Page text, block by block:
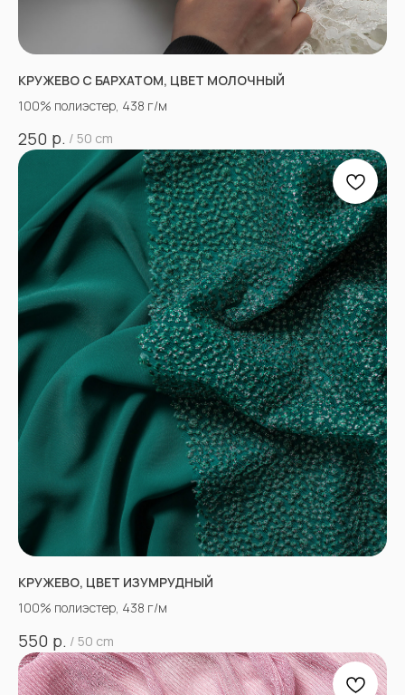
КРУЖЕВО С БАРХАТОМ, ЦВЕТ МОЛОЧНЫЙ
100% полиэстер, 438 г/м
250 р. / 50 cm
КРУЖЕВО, ЦВЕТ ИЗУМРУДНЫЙ
100% полиэстер, 438 г/м
550 р. / 50 cm